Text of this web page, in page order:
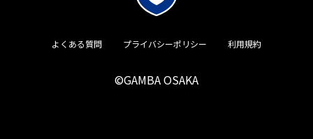
よくある質問 プライバシーポリシー 利用規約
©GAMBA OSAKA